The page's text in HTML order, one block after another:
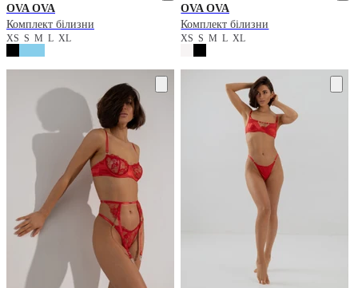
OVA OVA
Комплект білизни
XS S M L XL
OVA OVA
Комплект білизни
XSSMLXL